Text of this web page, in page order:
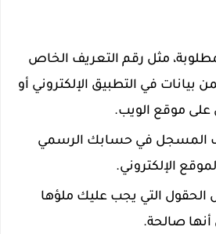
مثل رقم التعريف الخاص
بيانات في التطبيق الإلكتروني أو
على موقع الويب.
المسجل في حسابك الرسمي
الإلكتروني.
التي يجب عليك ملؤها
أنها صالحة.